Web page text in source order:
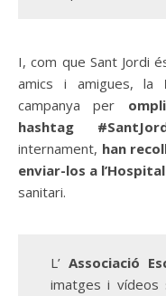
I, com que Sant Jordi
amics i amigues, la
campanya per
hashtag
internament, han
enviar-los a
sanitari.
L’ Associació
imatges i vídeos